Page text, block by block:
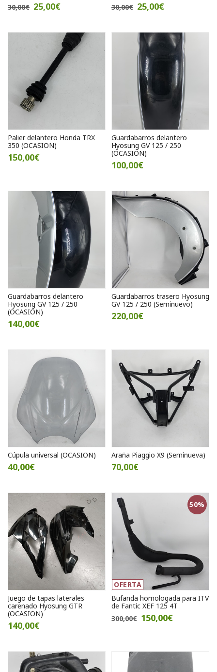
30,00€ 25,00€
30,00€ 25,00€
Palier delantero Honda TRX
350 (OCASION)
150,00€
Guardabarros delantero
Hyosung GV 125 / 250
(OCASION)
100,00€
Guardabarros delantero
Hyosung GV 125 / 250
(OCASION)
140,00€
Guardabarros trasero Hyosung
GV 125 / 250 (Seminuevo)
220,00€
Cúpula universal (OCASION)
40,00€
Araña Piaggio X9 (Seminueva)
70,00€
Juego de tapas laterales
carenado Hyosung GTR
(OCASION)
140,00€
50%
OFERTA
Bufanda homologada para ITV
de Fantic XEF 125 4T
300,00€ 150,00€